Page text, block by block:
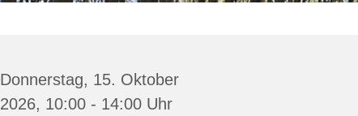
Donnerstag, 15. Oktober
2026, 10:00 - 14:00 Uhr